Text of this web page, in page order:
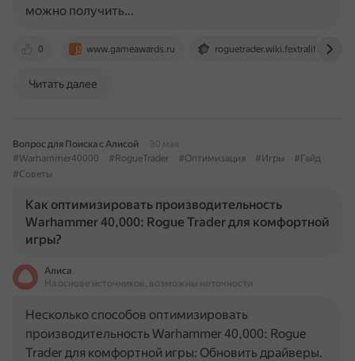
0 www.gameawards.ru roguetrader.wiki.fextralife.com
можно получить…
Читать далее
Вопрос для Поиска с Алисой
30 мая
#Warhammer40000
#RogueTrader #Оптимизация #Игры
#Гайд
#Советы
Как оптимизировать производительность
Warhammer 40,000: Rogue Trader для комфортной
игры?
Алиса
На основе источников, возможны неточности
Несколько способов оптимизировать
производительность Warhammer 40,000: Rogue
Trader для комфортной игры: Обновить драйверы.